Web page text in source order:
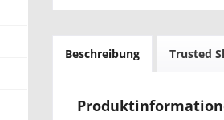
Beschreibung Trusted